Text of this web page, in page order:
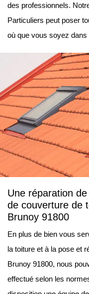
des professionnels.
Particuliers peut poser
où que vous soyez
Une réparation
de couverture de
Brunoy 91800
En plus de bien vous
la toiture et à la pose et
Brunoy 91800, nous
effectué selon les